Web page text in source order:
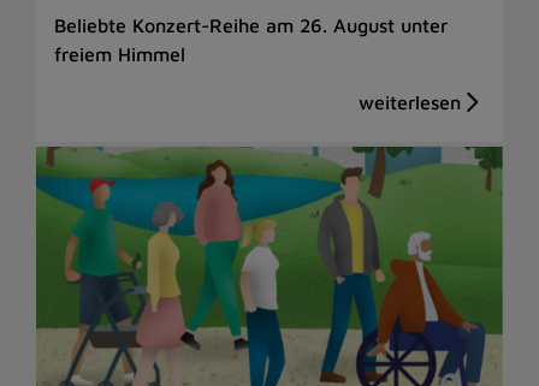
Beliebte Konzert-Reihe am 26. August unter
freiem Himmel